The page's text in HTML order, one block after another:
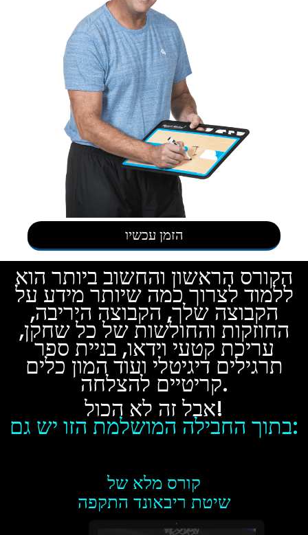
הזמן עכשיו
הקורס הראשון והחשוב ביותר הוא
ללמוד לצרוך כמה שיותר מידע על
הקבוצה שלך, הקבוצה היריבה,
החוזקות והחולשות של כל שחקן,
עריכת קטעי וידאו, בניית ספר
תרגילים דיגיטלי ועוד המון כלים
קריטיים להצלחה.
אבל זה לא הכול!
בתוך החבילה המושלמת הזו יש גם:
קורס מלא של
שיטת ריבאונד התקפה